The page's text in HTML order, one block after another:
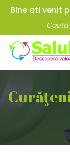
Bine ati venit